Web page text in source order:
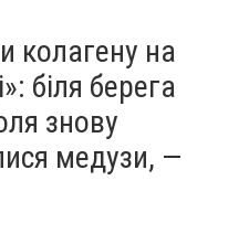
колагену на
біля берега
знову
медузи, —